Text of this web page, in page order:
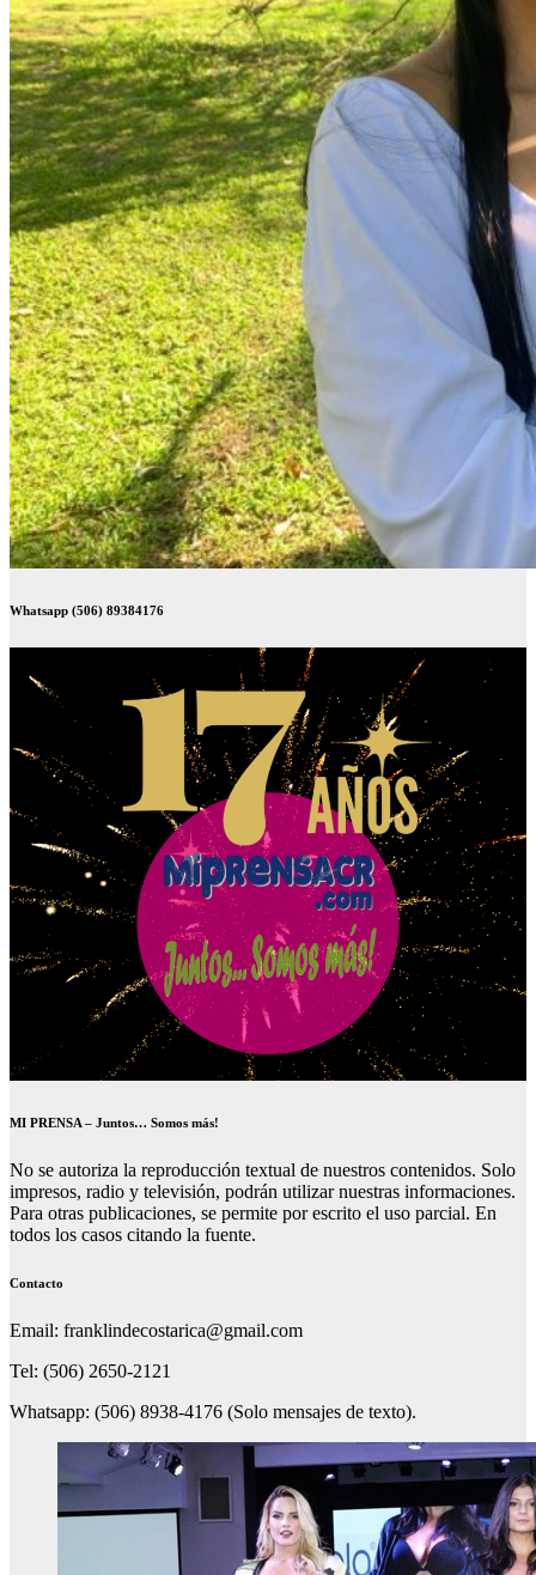
Whatsapp (506) 89384176
MI PRENSA – Juntos… Somos más!
No se autoriza la reproducción textual de nuestros contenidos. Solo
impresos, radio y televisión, podrán utilizar nuestras informaciones.
Para otras publicaciones, se permite por escrito el uso parcial. En
todos los casos citando la fuente.
Contacto
Email: franklindecostarica@gmail.com
Tel: (506) 2650-2121
Whatsapp: (506) 8938-4176 (Solo mensajes de texto).